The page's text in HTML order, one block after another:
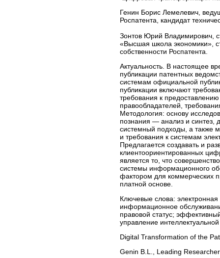
Генин Борис Лемелевич,
Роспатента, кандидат
Зонтов Юрий Владимирович,
«Высшая школа экономики»,
собственности Роспатента.
Актуальность. В настоящее
публикации патентных
системам официальной
публикации включают
требования к
правообладателей,
Методология: основу
познания — анализ и синтез,
системный подходы, а также
и требования к системам
Предлагается создавать и
клиентоориентированных
является то, что
системы информационного
фактором для коммерческих
платной основе.
Ключевые слова:
информационное
правовой статус;
управление
Digital Transformation of the
Genin B.L., Leading